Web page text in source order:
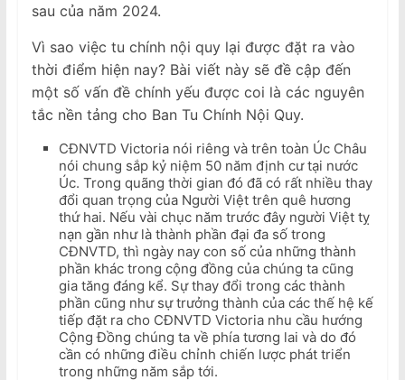
sau của năm 2024.
Vì sao việc tu chính nội quy lại được đặt ra vào
thời điểm hiện nay? Bài viết này sẽ đề cập đến
một số vấn đề chính yếu được coi là các nguyên
tắc nền tảng cho Ban Tu Chính Nội Quy.
CĐNVTD Victoria nói riêng và trên toàn Úc Châu
nói chung sắp kỷ niệm 50 năm định cư tại nước
Úc. Trong quãng thời gian đó đã có rất nhiều thay
đổi quan trọng của Người Việt trên quê hương
thứ hai. Nếu vài chục năm trước đây người Việt tỵ
nạn gần như là thành phần đại đa số trong
CĐNVTD, thì ngày nay con số của những thành
phần khác trong cộng đồng của chúng ta cũng
gia tăng đáng kể. Sự thay đổi trong các thành
phần cũng như sự trưởng thành của các thế hệ kế
tiếp đặt ra cho CĐNVTD Victoria nhu cầu hướng
Cộng Đồng chúng ta về phía tương lai và do đó
cần có những điều chỉnh chiến lược phát triển
trong những năm sắp tới.